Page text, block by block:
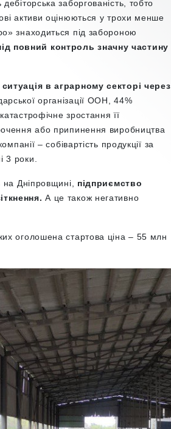
заборгованість, тобто
активи оцінюються у трохи менше
знаходиться під забороною
повний контроль значну частину
ситуація в аграрному секторі через
організації ООН, 44%
зростання її
або припинення виробництва
– собівартість продукції за
3 роки.
на Дніпровщині, підприємство
А це також негативно
оголошена стартова ціна – 55 млн